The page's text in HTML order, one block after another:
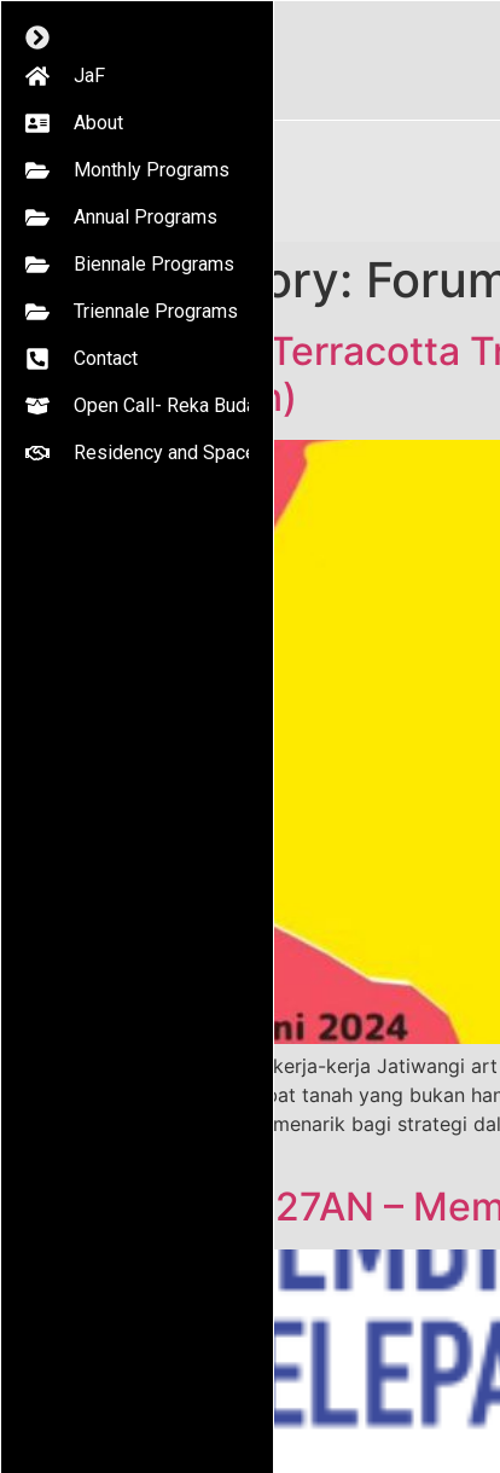
JaF
About
Monthly Programs
Annual Programs
Biennale Programs
Triennale Programs
Contact
Open Call- Reka Budaya
Residency and Space
Category:
Menuju Terracotta
Seniman)
Melihat kembali kerja-kerja Jatiwangi
terhadap martabat tanah yang bukan
komposisi yang menarik bagi strategi
FORUM 27AN –